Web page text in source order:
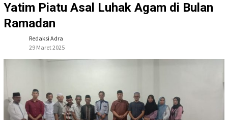
Yatim Piatu Asal Luhak Agam di Bulan
Ramadan
Redaksi Adra
29 Maret 2025